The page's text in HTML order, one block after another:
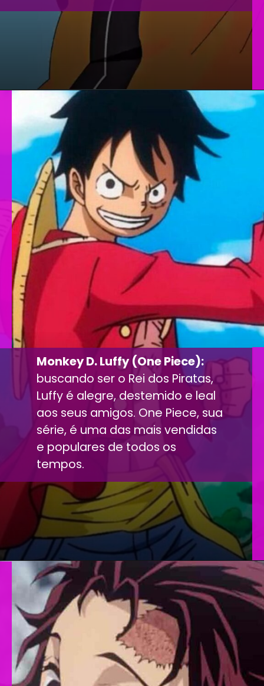
Monkey D. Luffy (One Piece):
buscando ser o Rei dos Piratas,
Luffy é alegre, destemido e leal
aos seus amigos. One Piece, sua
série, é uma das mais vendidas
e populares de todos os
tempos.